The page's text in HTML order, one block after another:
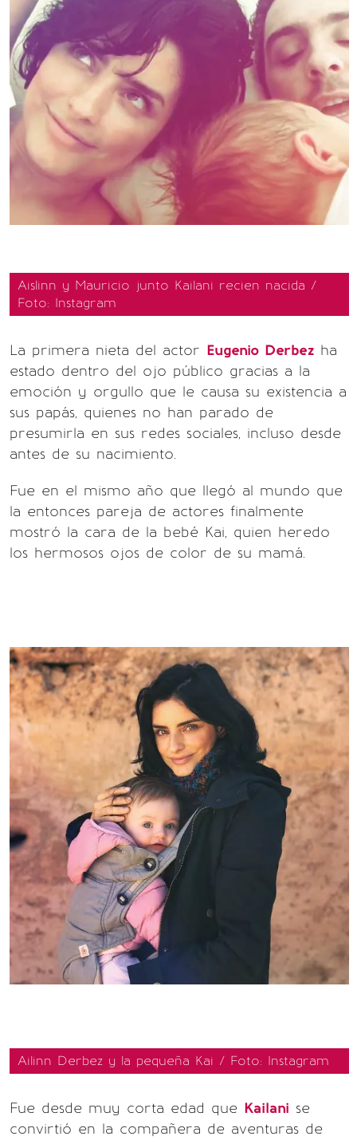
Aislinn y Mauricio junto Kailani recien nacida /
Foto: Instagram
La primera nieta del actor Eugenio Derbez ha
estado dentro del ojo público gracias a la
emoción y orgullo que le causa su existencia a
sus papás, quienes no han parado de
presumirla en sus redes sociales, incluso desde
antes de su nacimiento.
Fue en el mismo año que llegó al mundo que
la entonces pareja de actores finalmente
mostró la cara de la bebé Kai, quien heredo
los hermosos ojos de color de su mamá.
Ailinn Derbez y la pequeña Kai / Foto: Instagram
Fue desde muy corta edad que Kailani se
convirtió en la compañera de aventuras de